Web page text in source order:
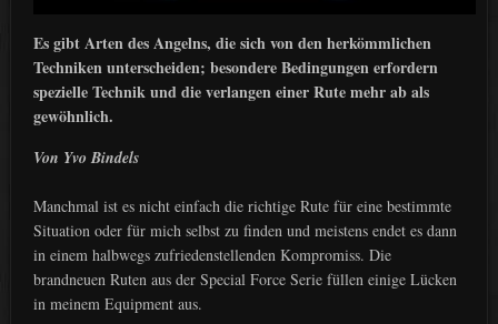
Es gibt Arten des Angelns, die sich von den herkömmlichen
Techniken unterscheiden; besondere Bedingungen erfordern
spezielle Technik und die verlangen einer Rute mehr ab als
gewöhnlich.
Von Yvo Bindels
Manchmal ist es nicht einfach die richtige Rute für eine bestimmte
Situation oder für mich selbst zu finden und meistens endet es dann
in einem halbwegs zufriedenstellenden Kompromiss. Die
brandneuen Ruten aus der Special Force Serie füllen einige Lücken
in meinem Equipment aus.